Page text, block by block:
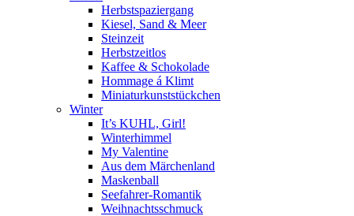
Herbstspaziergang
Kiesel, Sand & Meer
Steinzeit
Herbstzeitlos
Kaffee & Schokolade
Hommage á Klimt
Miniaturkunststückchen
Winter
It’s KUHL, Girl!
Winterhimmel
My Valentine
Aus dem Märchenland
Maskenball
Seefahrer-Romantik
Weihnachtsschmuck